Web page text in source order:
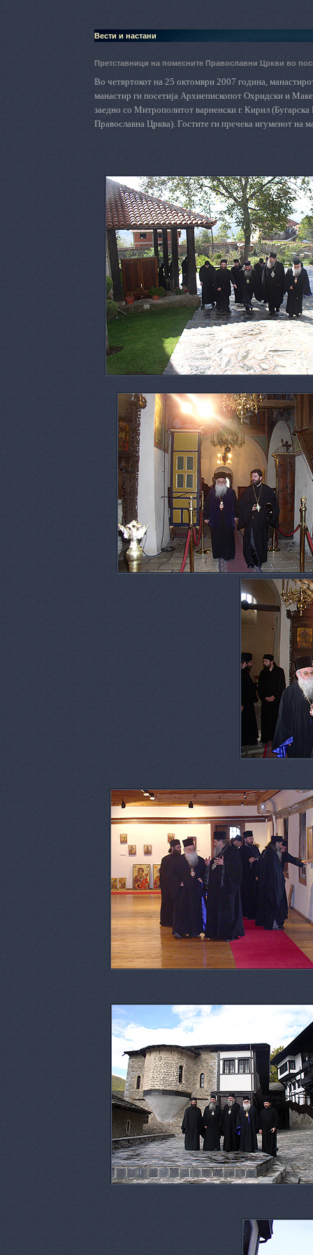
Вести и настани
Претставници на помесните Православни Цркви во
Во четвртокот на 25 октомври 2007 година,
манастир ги посетија Архиепископот Охридски и
заедно со Митрополитот варненски г. Кирил
Православна Црква). Гостите ги пречека игуменот на